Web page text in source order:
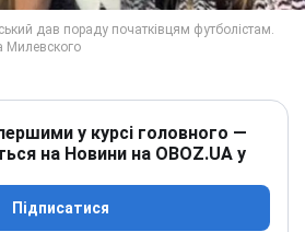
у курсі головного —
на Новини на OBOZ.UA у
Підписатися